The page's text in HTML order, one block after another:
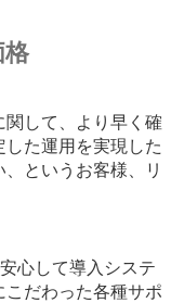
格
して、より早く確
た運用を実現した
というお客様、リ
心して導入システ
だわった各種サポ